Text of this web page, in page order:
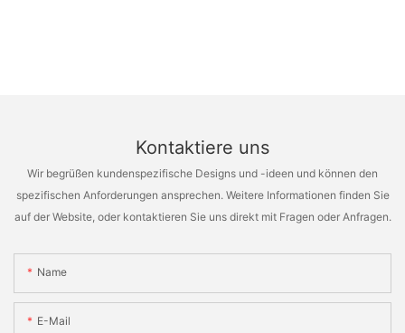
Kontaktiere uns
Wir begrüßen kundenspezifische Designs und -ideen und können den
spezifischen Anforderungen ansprechen. Weitere Informationen finden Sie
auf der Website, oder kontaktieren Sie uns direkt mit Fragen oder Anfragen.
Name
E-Mail